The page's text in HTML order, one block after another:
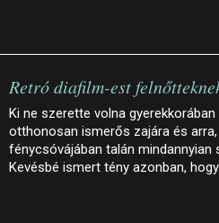
Retró diafilm-est
Ki ne szerette volna
otthonosan ismerős zajára és
fénycsóvájában talán
Kevésbé ismert tény azonban,